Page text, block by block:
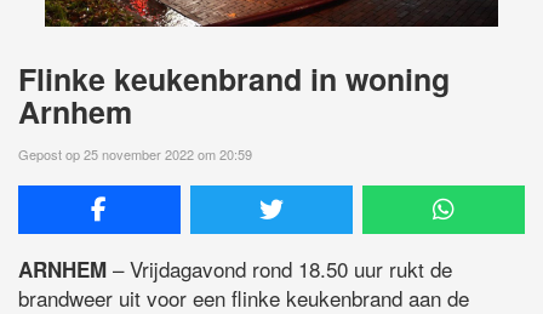
Flinke keukenbrand in woning
Arnhem
Gepost op 25 november 2022 om 20:59
ARNHEM – Vrijdagavond rond 18.50 uur rukt de
brandweer uit voor een flinke keukenbrand aan de